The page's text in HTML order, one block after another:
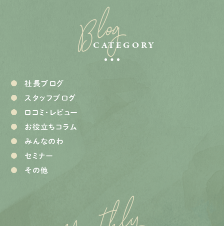
Blog
CATEGORY
社長ブログ
スタッフブログ
口コミ・レビュー
お役立ちコラム
みんなのわ
セミナー
その他